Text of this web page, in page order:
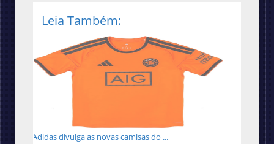
Leia Também:
Adidas divulga as novas camisas do ...